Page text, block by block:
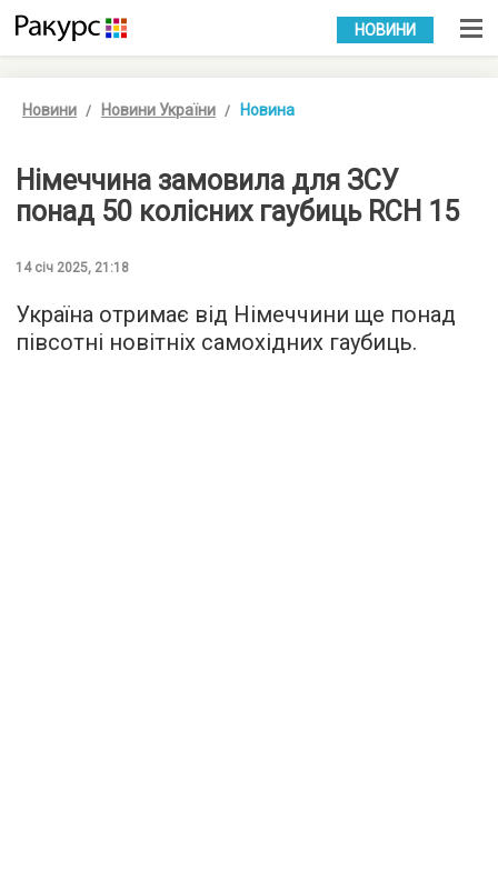
УКР РУС
НОВИНИ
Новини Новини України Новина
Німеччина замовила для ЗСУ
понад 50 колісних гаубиць RCH 15
14 січ 2025, 21:18
Україна отримає від Німеччини ще понад
півсотні новітніх самохідних гаубиць.